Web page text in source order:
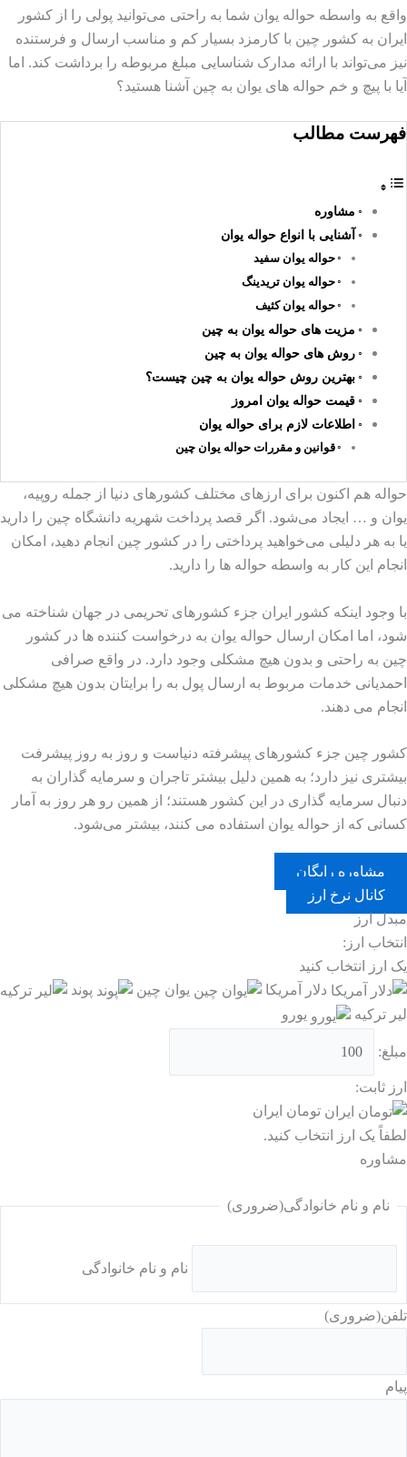
واقع به واسطه حواله یوان شما به راحتی می‌توانید پولی را از کشور
ایران به کشور چین با کارمزد بسیار کم و مناسب ارسال و فرستنده
نیز می‌تواند با ارائه مدارک شناسایی مبلغ مربوطه را برداشت کند. اما
آیا با پیچ و خم حواله های یوان به چین آشنا هستید؟
فهرست مطالب
مشاوره
آشنایی با انواع حواله یوان
حواله یوان سفید
حواله یوان تریدینگ
حواله یوان کثیف
مزیت های حواله یوان به چین
روش های حواله یوان به چین
بهترین روش حواله یوان به چین چیست؟
قیمت حواله یوان امروز
اطلاعات لازم برای حواله یوان
قوانین و مقررات حواله یوان چین
حواله هم اکنون برای ارزهای مختلف کشورهای دنیا از جمله روپیه،
یوان و … ایجاد می‌شود. اگر قصد پرداخت شهریه دانشگاه چین را دارید
یا به هر دلیلی می‌خواهید پرداختی را در کشور چین انجام دهید، امکان
انجام این کار به واسطه حواله ها را دارید.
با وجود اینکه کشور ایران جزء کشورهای تحریمی در جهان شناخته می
شود، اما امکان ارسال حواله یوان به درخواست کننده ها در کشور
چین به راحتی و بدون هیچ مشکلی وجود دارد. در واقع صرافی
احمدیانی خدمات مربوط به ارسال پول به را برایتان بدون هیچ مشکلی
انجام می دهند.
کشور چین جزء کشورهای پیشرفته دنیاست و روز به روز پیشرفت
بیشتری نیز دارد؛ به همین دلیل بیشتر تاجران و سرمایه گذاران به
دنبال سرمایه گذاری در این کشور هستند؛ از همین رو هر روز به آمار
کسانی که از حواله یوان استفاده می کنند، بیشتر می‌شود.
مشاوره رایگان
کانال نرخ ارز
مبدل ارز
انتخاب ارز:
یک ارز انتخاب کنید
دلار آمریکا
یوان چین
پوند
لیر ترکیه
یورو
مبلغ:
ارز ثابت:
تومان ایران
لطفاً یک ارز انتخاب کنید.
مشاوره
نام و نام خانوادگی(ضروری)
نام و نام خانوادگی
تلفن(ضروری)
پیام